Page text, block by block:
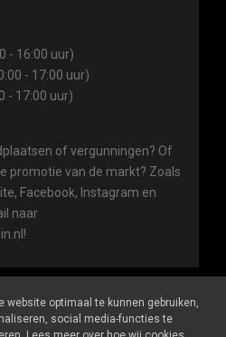
- 16:00 uur)
- 17:00 uur)
- 17:00 uur)
of vergunningen? Of
promotie van de markt? Zoals
Facebook, Instagram en
naar
website optimaal te kunnen gebruiken,
social media-functies te